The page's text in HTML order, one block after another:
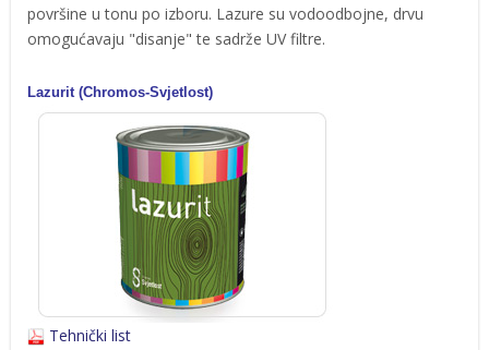
površine u tonu po izboru. Lazure su vodoodbojne, drvu
omogućavaju "disanje" te sadrže UV filtre.
Lazurit (Chromos-Svjetlost)
Tehnički list